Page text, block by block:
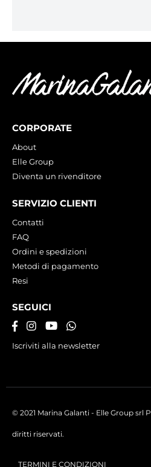
CORPORATE
About
Elle Group
Diventa un rivenditore
SERVIZIO CLIENTI
Contatti
FAQ
Ordini e spedizioni
Metodi di pagamento
Resi
SEGUICI
Iscriviti alla newsletter
TERMINI E CONDIZIONI
© 2021 Marina Galanti - Elle Group srl
diritti riservati.